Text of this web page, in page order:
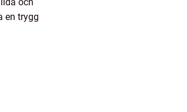
en trygg